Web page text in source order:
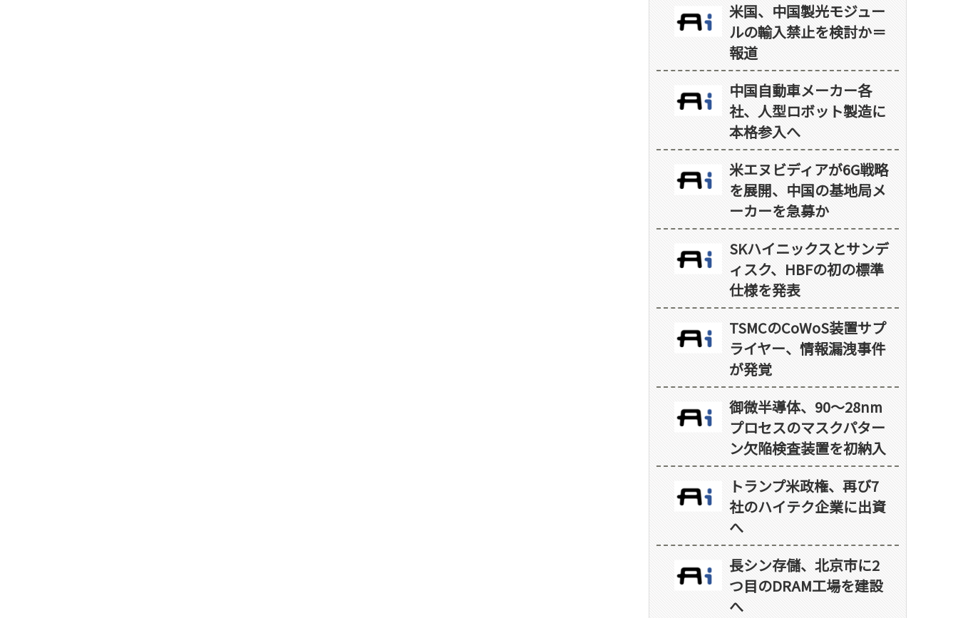
米国、中国製光モジュー
ルの輸入禁止を検討か＝
報道
中国自動車メーカー各
社、人型ロボット製造に
本格参入へ
米エヌビディアが6G戦略
を展開、中国の基地局メ
ーカーを急募か
SKハイニックスとサンデ
ィスク、HBFの初の標準
仕様を発表
TSMCのCoWoS装置サプ
ライヤー、情報漏洩事件
が発覚
御微半導体、90～28nm
プロセスのマスクパター
ン欠陥検査装置を初納入
トランプ米政権、再び7
社のハイテク企業に出資
へ
長シン存儲、北京市に2
つ目のDRAM工場を建設
へ